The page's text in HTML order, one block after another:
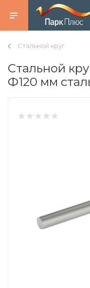
Стальной круг
Стальной
Ф120 мм